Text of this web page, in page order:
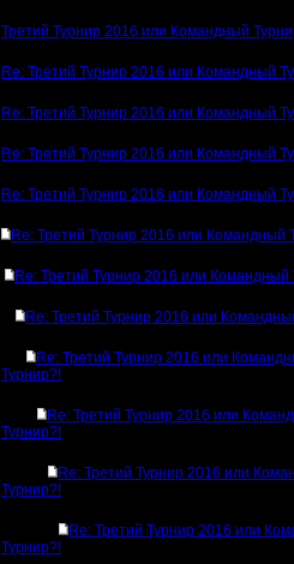
Третий Турнир 2016 или Командный
Re: Третий Турнир 2016 или Командный
Re: Третий Турнир 2016 или Командный
Re: Третий Турнир 2016 или Командный
Re: Третий Турнир 2016 или Командный
Re: Третий Турнир 2016 или Командный
Re: Третий Турнир 2016 или Командный
Re: Третий Турнир 2016 или
Re: Третий Турнир 2016 или
Турнир?!
Re: Третий Турнир 2016 или
Турнир?!
Re: Третий Турнир 2016 или
Турнир?!
Re: Третий Турнир 2016 или
Турнир?!